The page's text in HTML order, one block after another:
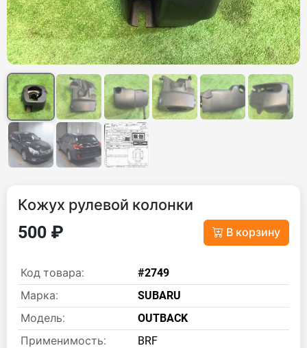
Кожух рулевой колонки
500 ₽ В корзину
Код товара:
#2749
Марка:
SUBARU
Модель:
OUTBACK
Применимость:
BRF